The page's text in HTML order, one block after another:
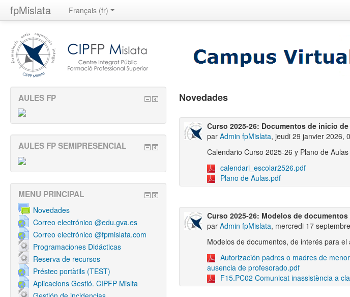
fpMislata Français ‎(fr)‎
Novedades
Curso 2025-26: Documentos de inicio
par Admin fpMislata, jeudi 29 janvier 2026,
Calendario Curso 2025-26 y Plano de Aulas
calendari_escolar2526.pdf
Plano de Aulas.pdf
Curso 2025-26: Modelos de
par Admin fpMislata, mercredi 17
Modelos de documentos, de interés para el
Autorización padres o madres de
ausencia de profesorado.pdf
F15.PC02 Comunicat inassistència a
AULES FP
AULES FP SEMIPRESENCIAL
MENU PRINCIPAL
Novedades
Correo electrónico @edu.gva.es
Correo electrónico @fpmislata.com
Programaciones Didácticas
Reserva de recursos
Préstec portàtils (TEST)
Aplicacions Gestió. CIPFP Mislta